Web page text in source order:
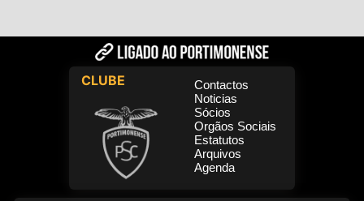
CLUBE
Contactos
Noticias
Sócios
Orgãos Sociais
Estatutos
Arquivos
Agenda